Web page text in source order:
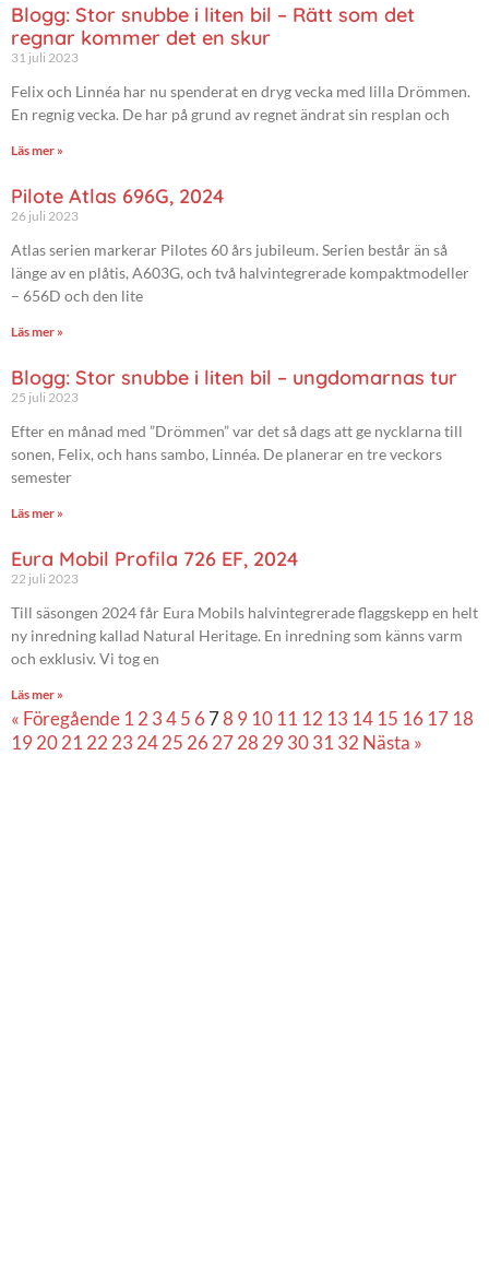
Blogg: Stor snubbe i liten bil – Rätt som det
regnar kommer det en skur
31 juli 2023
Felix och Linnéa har nu spenderat en dryg vecka med lilla Drömmen.
En regnig vecka. De har på grund av regnet ändrat sin resplan och
Läs mer »
Pilote Atlas 696G, 2024
26 juli 2023
Atlas serien markerar Pilotes 60 års jubileum. Serien består än så
länge av en plåtis, A603G, och två halvintegrerade kompaktmodeller
– 656D och den lite
Läs mer »
Blogg: Stor snubbe i liten bil – ungdomarnas tur
25 juli 2023
Efter en månad med ”Drömmen” var det så dags att ge nycklarna till
sonen, Felix, och hans sambo, Linnéa. De planerar en tre veckors
semester
Läs mer »
Eura Mobil Profila 726 EF, 2024
22 juli 2023
Till säsongen 2024 får Eura Mobils halvintegrerade flaggskepp en helt
ny inredning kallad Natural Heritage. En inredning som känns varm
och exklusiv. Vi tog en
Läs mer »
« Föregående 1 2 345 6 78 9 10 11 12 13 14 15 16 17 18
19 2021 22 23 2425 26 2728 29 3031 32 Nästa »